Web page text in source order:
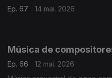
Ep. 67 14 mai. 2026
Música de
Ep. 66
12 mai. 2026